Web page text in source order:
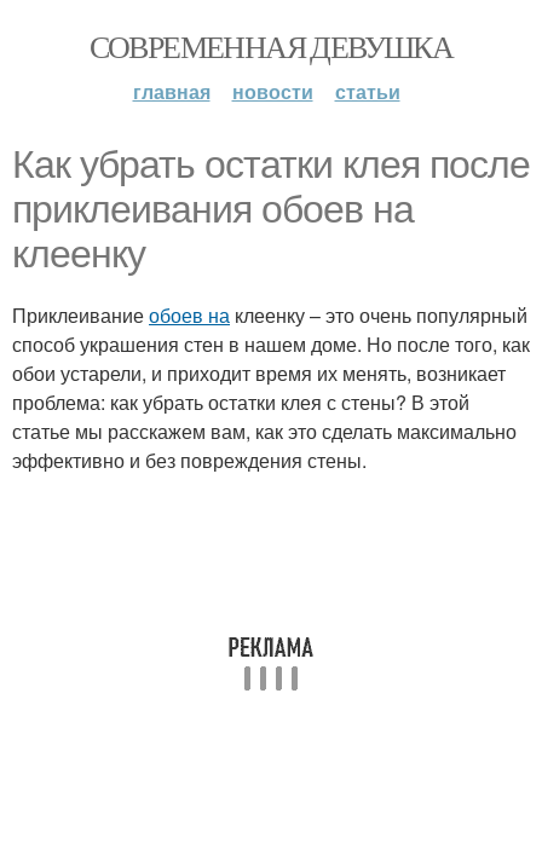
СОВРЕМЕННАЯ ДЕВУШКА
главная новости статьи
Как убрать остатки клея после
приклеивания обоев на
клеенку
Приклеиваниеобоев на клеенку – это очень популярный
способ украшения стен в нашем доме. Но после того, как
обои устарели, и приходит время их менять, возникает
проблема: как убрать остатки клея с стены? В этой
статье мы расскажем вам, как это сделать максимально
эффективно и без повреждения стены.